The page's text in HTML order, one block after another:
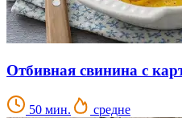
Отбивная свинина с
50 мин. средне